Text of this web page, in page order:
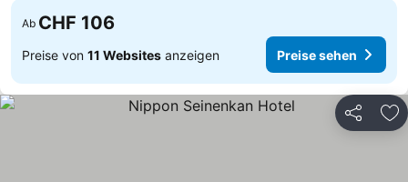
Ab CHF 106
Preise von 11 Websites anzeigen Preise sehen
Teilen